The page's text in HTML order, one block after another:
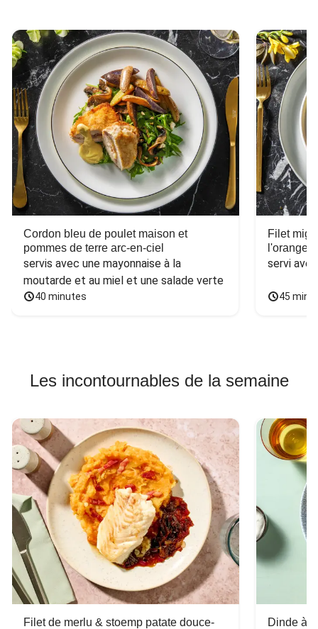
Cordon bleu de poulet maison et
pommes de terre arc-en-ciel
servis avec une mayonnaise à la
moutarde et au miel et une salade verte
40 minutes
Filet
l'orange
servi
45
Les incontournables de la semaine
Filet de merlu & stoemp patate douce-
Dinde à